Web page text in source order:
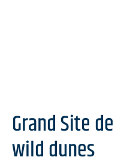
Grand Site
wild dunes